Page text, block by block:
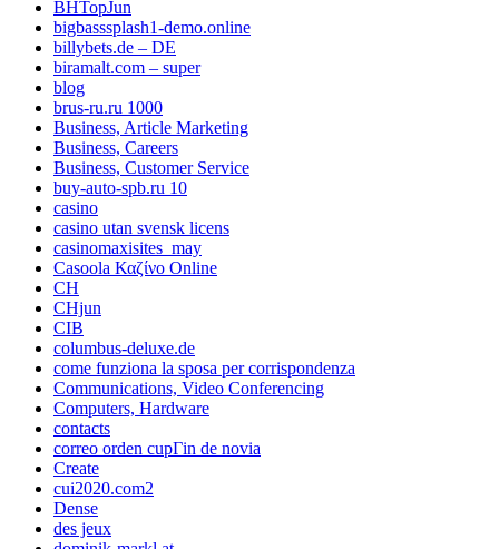
BHTopJun
bigbasssplash1-demo.online
billybets.de – DE
biramalt.com – super
blog
brus-ru.ru 1000
Business, Article Marketing
Business, Careers
Business, Customer Service
buy-auto-spb.ru 10
casino
casino utan svensk licens
casinomaxisites_may
Casoola Καζίνο Online
CH
CHjun
CIB
columbus-deluxe.de
come funziona la sposa per corrispondenza
Communications, Video Conferencing
Computers, Hardware
contacts
correo orden cupГіn de novia
Create
cui2020.com2
Dense
des jeux